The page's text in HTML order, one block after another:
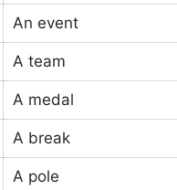
An event
A team
A medal
A break
A pole